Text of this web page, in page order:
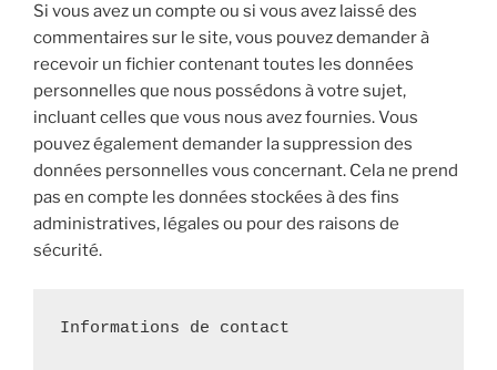
Si vous avez un compte ou si vous avez laissé des
commentaires sur le site, vous pouvez demander à
recevoir un fichier contenant toutes les données
personnelles que nous possédons à votre sujet,
incluant celles que vous nous avez fournies. Vous
pouvez également demander la suppression des
données personnelles vous concernant. Cela ne prend
pas en compte les données stockées à des fins
administratives, légales ou pour des raisons de
sécurité.
Informations de contact